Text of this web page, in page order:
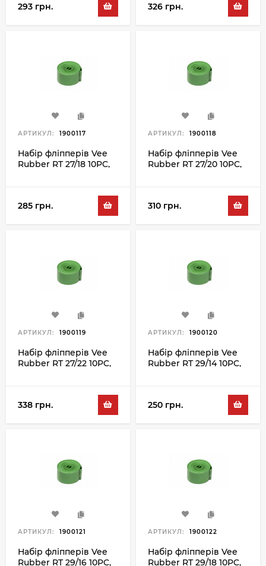
293 грн. 326 грн.
АРТИКУЛ: 1900117
Набір фліпперів Vee
Rubber RT 27/18 10PC,
285 грн.
АРТИКУЛ: 1900118
Набір фліпперів Vee
Rubber RT 27/20 10PC,
310 грн.
АРТИКУЛ: 1900119
Набір фліпперів Vee
Rubber RT 27/22 10PC,
338 грн.
АРТИКУЛ: 1900120
Набір фліпперів Vee
Rubber RT 29/14 10PC,
250 грн.
АРТИКУЛ: 1900121
Набір фліпперів Vee
Rubber RT 29/16 10PC,
АРТИКУЛ: 1900122
Набір фліпперів Vee
Rubber RT 29/18 10PC,